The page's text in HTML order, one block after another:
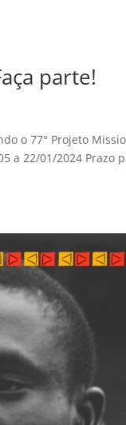
parte!
o 77° Projeto
a 22/01/2024 Prazo